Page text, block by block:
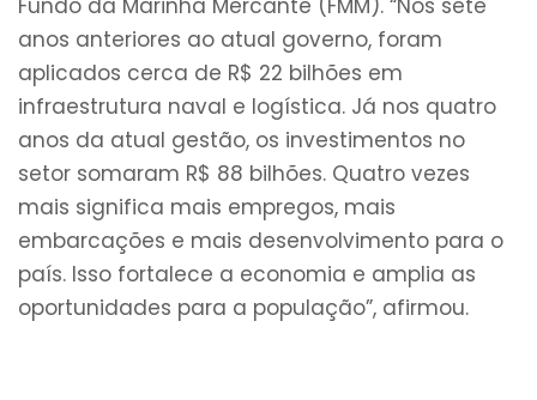
Fundo da Marinha Mercante (FMM). “Nos sete
anos anteriores ao atual governo, foram
aplicados cerca de R$ 22 bilhões em
infraestrutura naval e logística. Já nos quatro
anos da atual gestão, os investimentos no
setor somaram R$ 88 bilhões. Quatro vezes
mais significa mais empregos, mais
embarcações e mais desenvolvimento para o
país. Isso fortalece a economia e amplia as
oportunidades para a população”, afirmou.